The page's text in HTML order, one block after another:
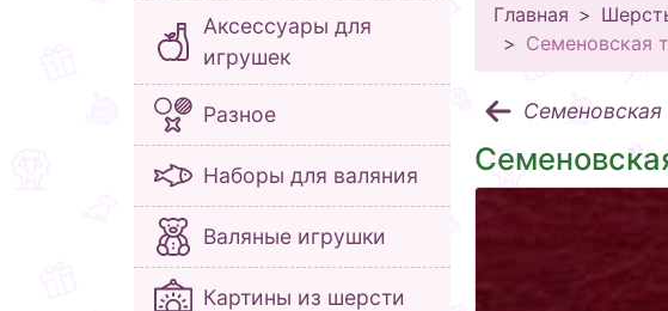
Аксессуары для
игрушек
Разное
Наборы для валяния
Валяные игрушки
Картины из шерсти
Главная
Семеновская
Семеновская